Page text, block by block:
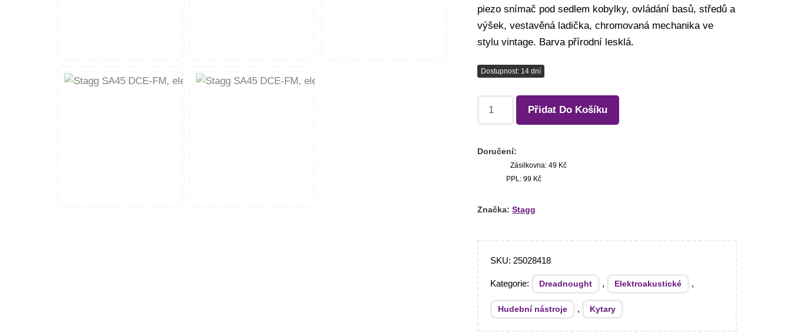
piezo snímač pod sedlem kobylky, ovládání basů, středů a
výšek, vestavěná ladička, chromovaná mechanika ve
stylu vintage. Barva přírodní lesklá.
Dostupnost: 14 dní
Přidat Do Košíku
Doručení:
Zásilkovna: 49 Kč
PPL: 99 Kč
Značka: Stagg
SKU: 25028418
Kategorie: Dreadnought , Elektroakustické ,
Hudební nástroje , Kytary